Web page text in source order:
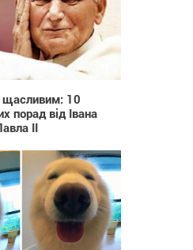
2 237
щасливим: 10
порад від Івана
ІІ